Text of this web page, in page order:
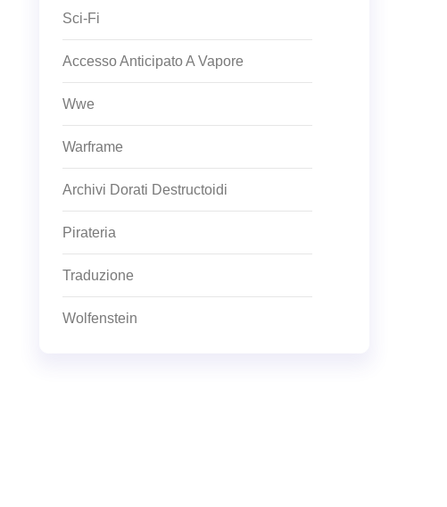
Sci-Fi
Accesso Anticipato A Vapore
Wwe
Warframe
Archivi Dorati Destructoidi
Pirateria
Traduzione
Wolfenstein